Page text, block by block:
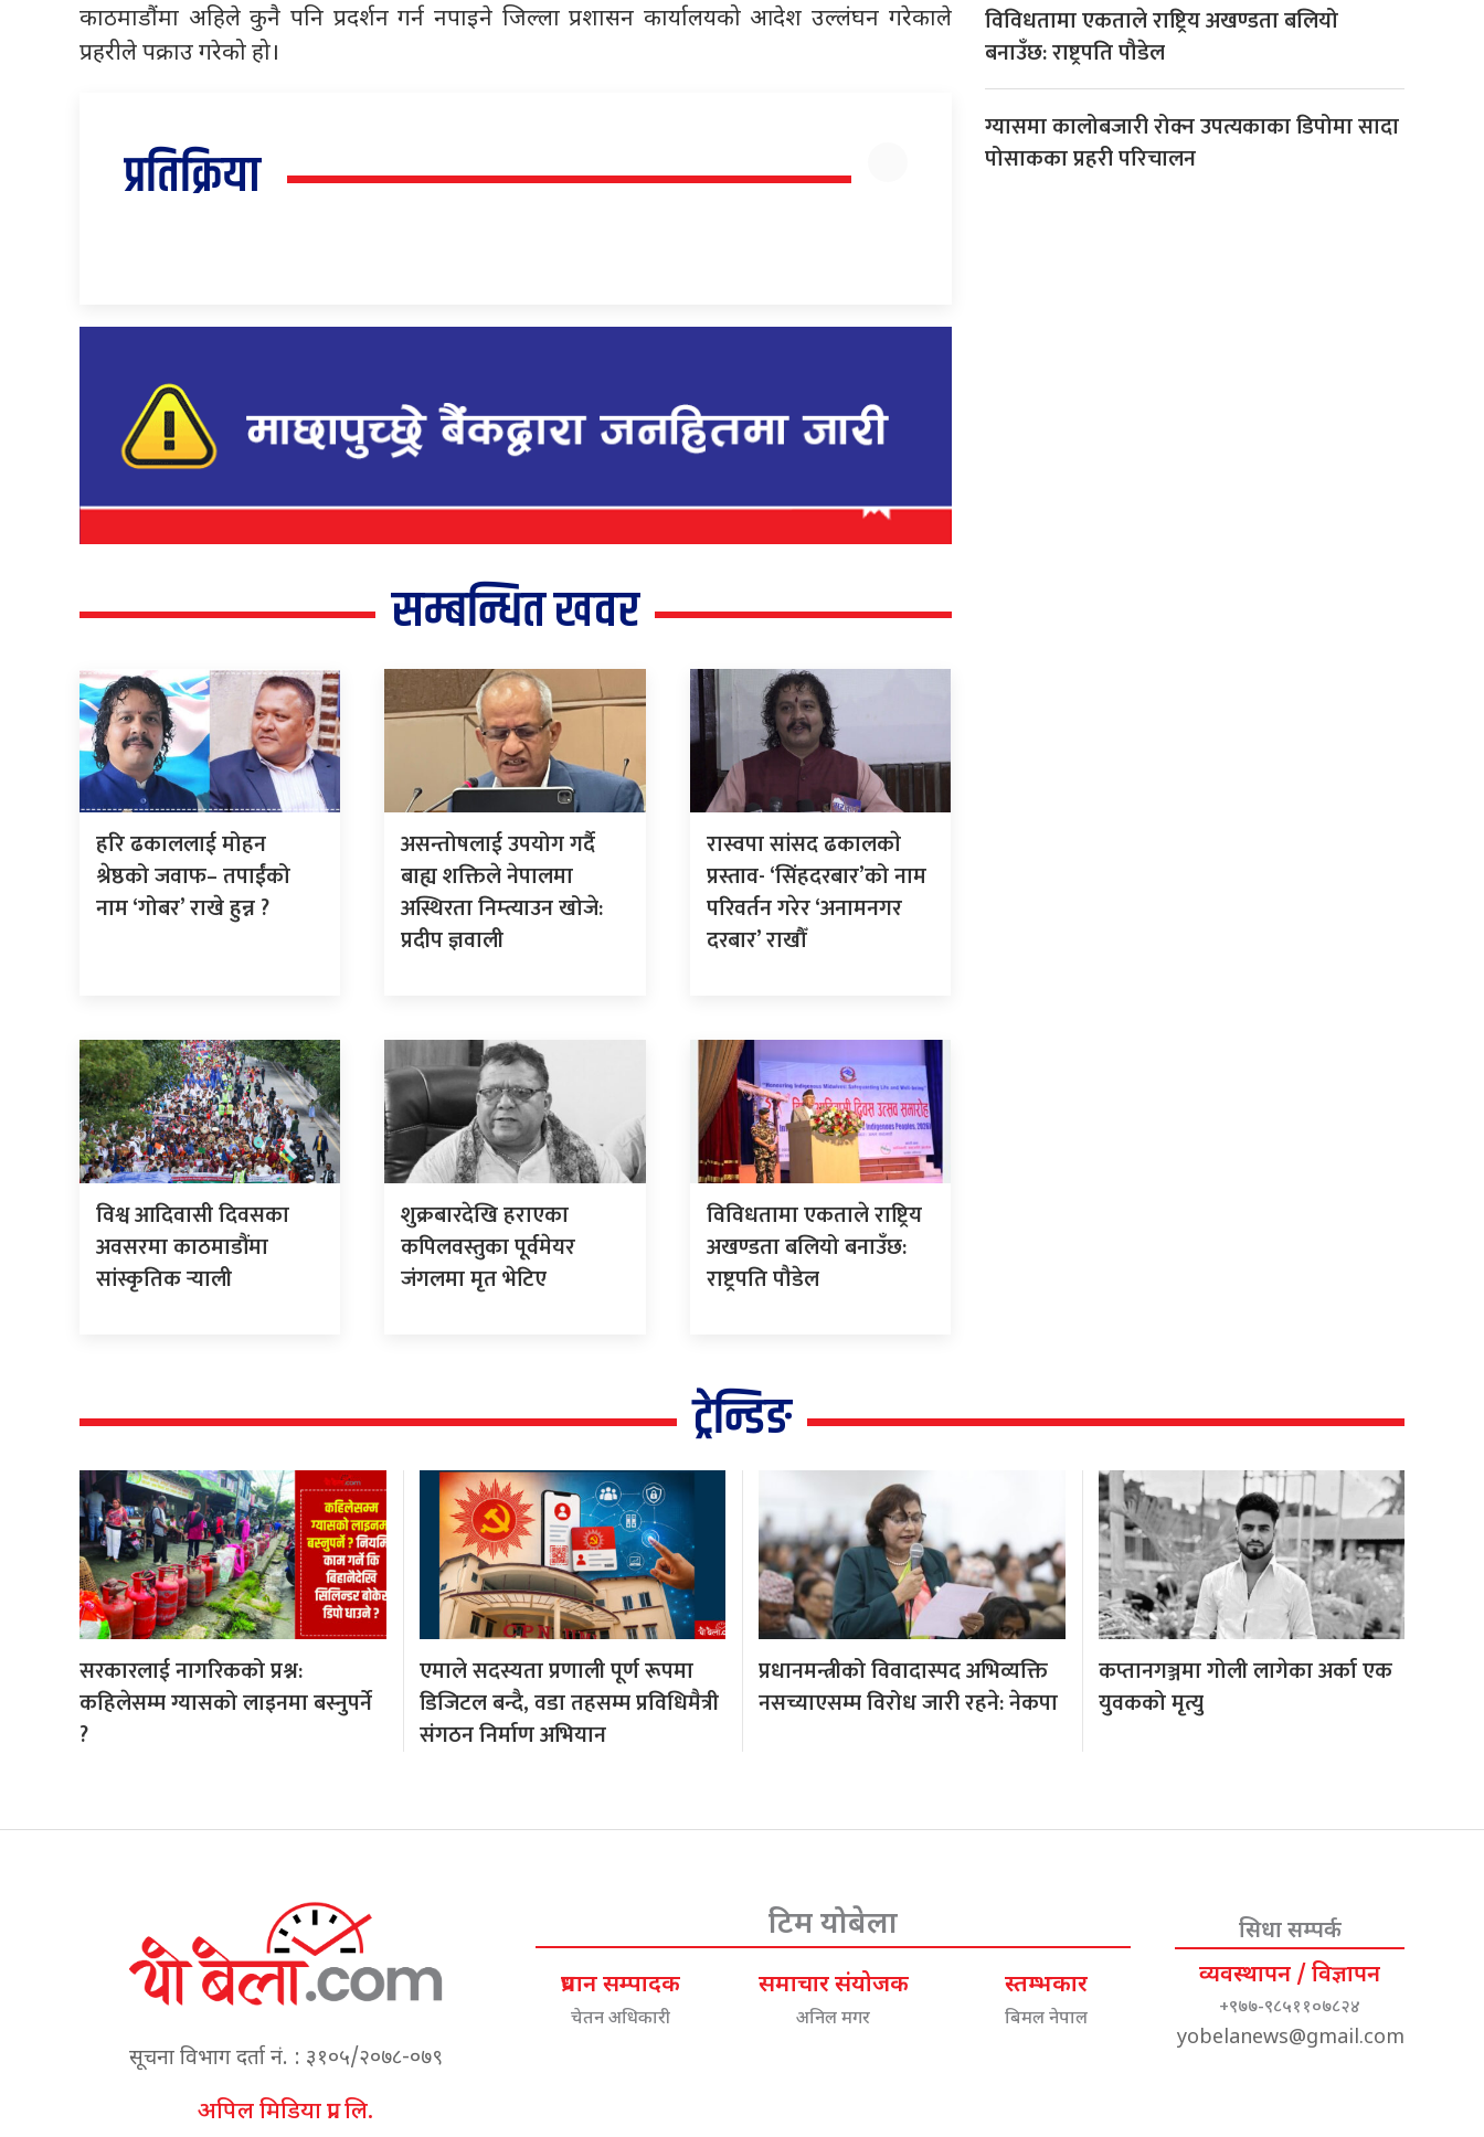
काठमाडौंमा अहिले कुनै पनि प्रदर्शन गर्न नपाइने जिल्ला प्रशासन कार्यालयको आदेश उल्लंघन गरेकाले
प्रहरीले पक्राउ गरेको हो।
प्रतिक्रिया
सम्बन्धित खवर
हरि ढकाललाई मोहन
श्रेष्ठको जवाफ– तपाईंको
नाम ‘गोबर’ राखे हुन्न ?
असन्तोषलाई उपयोग गर्दै
बाह्य शक्तिले नेपालमा
अस्थिरता निम्त्याउन खोजे:
प्रदीप ज्ञवाली
रास्वपा सांसद ढकालकाे
प्रस्ताव- ‘सिंहदरबार’को नाम
परिवर्तन गरेर ‘अनामनगर
दरबार’ राखौँ
विश्व आदिवासी दिवसका
अवसरमा काठमाडौंमा
सांस्कृतिक र्‍याली
शुक्रबारदेखि हराएका
कपिलवस्तुका पूर्वमेयर
जंगलमा मृत भेटिए
विविधतामा एकताले राष्ट्रिय
अखण्डता बलियो बनाउँछ:
राष्ट्रपति पौडेल
विविधतामा एकताले राष्ट्रिय अखण्डता बलियो
बनाउँछ: राष्ट्रपति पौडेल
ग्यासमा कालोबजारी रोक्न उपत्यकाका डिपोमा सादा
पोसाकका प्रहरी परिचालन
ट्रेन्डिङ
सरकारलाई नागरिकको प्रश्न:
कहिलेसम्म ग्यासको लाइनमा बस्नुपर्ने
?
एमाले सदस्यता प्रणाली पूर्ण रूपमा
डिजिटल बन्दै, वडा तहसम्म प्रविधिमैत्री
संगठन निर्माण अभियान
प्रधानमन्त्रीको विवादास्पद अभिव्यक्ति
नसच्याएसम्म विरोध जारी रहने: नेकपा
कप्तानगञ्जमा गोली लागेका अर्का एक
युवकको मृत्यु
सूचना विभाग दर्ता नं. : ३१०५/२०७८-०७९
अपिल मिडिया प्रा. लि.
टिम योबेला
प्रधान सम्पादक
चेतन अधिकारी
समाचार संयोजक
अनिल मगर
स्तम्भकार
बिमल नेपाल
सिधा सम्पर्क
व्यवस्थापन / विज्ञापन
+९७७-९८५११०७८२४
yobelanews@gmail.com